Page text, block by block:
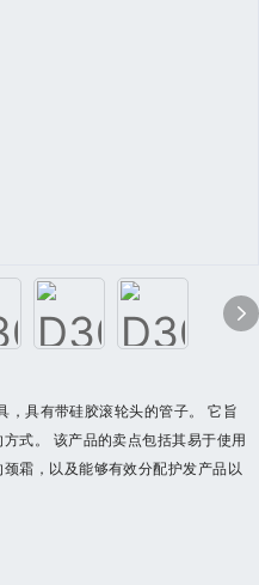
，具有带硅胶滚轮头的管子。 它旨
式。 该产品的卖点包括其易于使用
霜，以及能够有效分配护发产品以